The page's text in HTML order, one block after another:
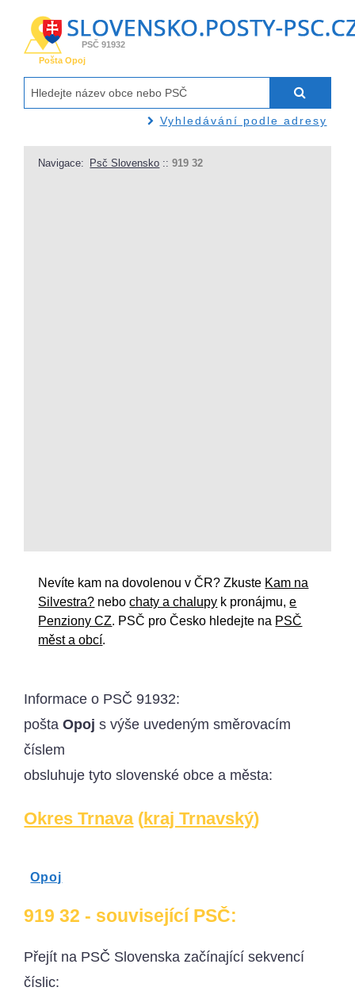
PSČ 91932
Pošta Opoj
Vyhledávání podle adresy
Navigace: Psč Slovensko ::919 32
Nevíte kam na dovolenou v ČR? Zkuste Kam na
Silvestra? nebochaty a chalupy k pronájmu,e
Penziony CZ. PSČ pro Česko hledejte na PSČ
měst a obcí.
Informace o PSČ 91932:
poštaOpoj s výše uvedeným směrovacím
číslem
obsluhuje tyto slovenské obce a města:
Okres Trnava(kraj Trnavský)
Opoj
919 32 - související PSČ:
Přejít na PSČ Slovenska začínající sekvencí
číslic: